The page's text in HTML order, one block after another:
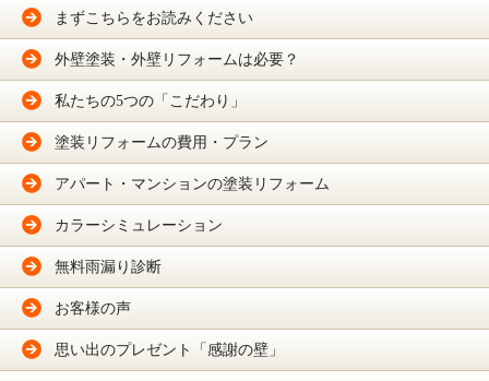
まずこちらをお読みください
外壁塗装・外壁リフォームは必要？
私たちの5つの「こだわり」
塗装リフォームの費用・プラン
アパート・マンションの塗装リフォーム
カラーシミュレーション
無料雨漏り診断
お客様の声
思い出のプレゼント「感謝の壁」